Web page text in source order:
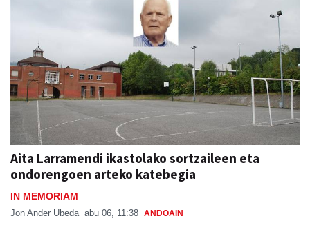
Aita Larramendi ikastolako sortzaileen eta
ondorengoen arteko katebegia
IN MEMORIAM
Jon Ander Ubeda abu 06, 11:38 ANDOAIN